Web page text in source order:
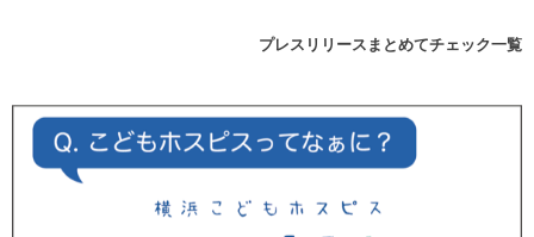
プレスリリースまとめてチェック一覧